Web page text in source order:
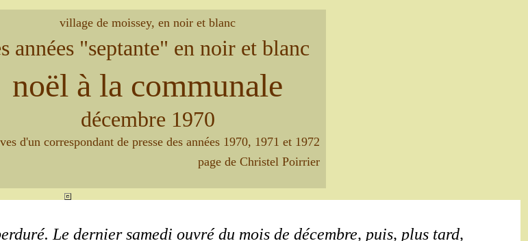
village de moissey, en noir et blanc
années "septante" en noir et blanc
noël à la communale
décembre 1970
d'un correspondant de presse des années 1970, 1971 et 1972
page de Christel Poirrier
Le dernier samedi ouvré du mois de décembre, puis, plus tard,